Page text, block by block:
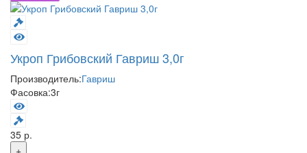
Укроп Грибовский Гавриш 3,0г
Производитель:Гавриш
Фасовка:3г
35 р.
+